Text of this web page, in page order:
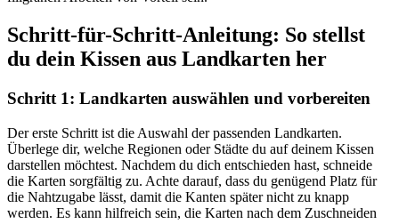
Schritt-für-Schritt-Anleitung: So stellst
du dein Kissen aus Landkarten her
Schritt 1: Landkarten auswählen und vorbereiten
Der erste Schritt ist die Auswahl der passenden Landkarten.
Überlege dir, welche Regionen oder Städte du auf deinem Kissen
darstellen möchtest. Nachdem du dich entschieden hast, schneide
die Karten sorgfältig zu. Achte darauf, dass du genügend Platz für
die Nahtzugabe lässt, damit die Kanten später nicht zu knapp
werden. Es kann hilfreich sein, die Karten nach dem Zuschneiden